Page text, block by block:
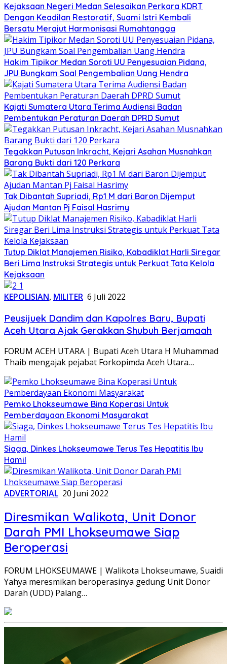
Kejaksaan Negeri Medan Selesaikan Perkara KDRT
Dengan Keadilan Restoratif, Suami Istri Kembali
Bersatu Merajut Harmonisasi Rumahtangga
Hakim Tipikor Medan Soroti UU Penyesuaian Pidana,
JPU Bungkam Soal Pengembalian Uang Hendra
Kajati Sumatera Utara Terima Audiensi Badan
Pembentukan Peraturan Daerah DPRD Sumut
Tegakkan Putusan Inkracht, Kejari Asahan Musnahkan
Barang Bukti dari 120 Perkara
Tak Dibantah Supriadi, Rp1 M dari Baron Dijemput
Ajudan Mantan Pj Faisal Hasrimy
Tutup Diklat Manajemen Risiko, Kabadiklat Harli Siregar
Beri Lima Instruksi Strategis untuk Perkuat Tata Kelola
Kejaksaan
KEPOLISIAN, MILITER 6 Juli 2022
Peusijuek Dandim dan Kapolres Baru, Bupati
Aceh Utara Ajak Gerakkan Shubuh Berjamaah
FORUM ACEH UTARA | Bupati Aceh Utara H Muhammad
Thaib mengajak pejabat Forkopimda Aceh Utara…
Pemko Lhokseumawe Bina Koperasi Untuk
Pemberdayaan Ekonomi Masyarakat
Siaga, Dinkes Lhokseumawe Terus Tes Hepatitis Ibu
Hamil
ADVERTORIAL 20 Juni 2022
Diresmikan Walikota, Unit Donor
Darah PMI Lhokseumawe Siap
Beroperasi
FORUM LHOKSEUMAWE | Walikota Lhokseumawe, Suaidi
Yahya meresmikan beroperasinya gedung Unit Donor
Darah (UDD) Palang…